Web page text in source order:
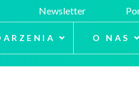
Newsletter
O NAS